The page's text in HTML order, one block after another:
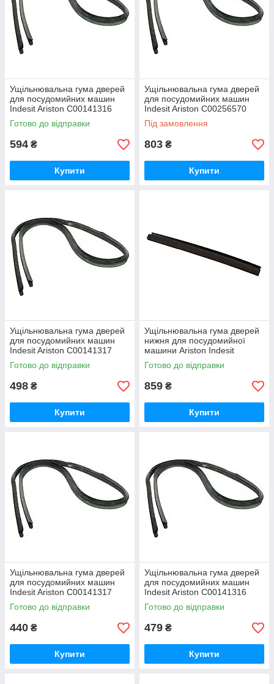
або зателефонувати нам.
Ущільнювальна гума двері нижня для
посудомийної машини Ariston Indesit
Не завжди потрібна повна заміна ущільнювача для
посудомийної машини, якщо продірявилася тільки нижня
моделями даного типу побутової
техніки.
Ущільнювальна гума двері для посудомийних
машин Electrolux Zanussi
Широка еластична ущільнювальна гума для посудомийки,
Всі товари
Переваги гумових ущільнювачів
Ущільнювальна гума дверей
для посудомийних машин
Indesit Ariston C00141316
Готово до відправки
594 ₴
Купити
Ущільнювальна гума дверей
для посудомийних машин
Indesit Ariston C00256570
Під замовлення
803 ₴
Купити
Ущільнювальна гума дверей
для посудомийних машин
Indesit Ariston C00141317
Готово до відправки
498 ₴
Купити
Ущільнювальна гума дверей
нижня для посудомийної
машини Ariston Indesit
C00290247
Готово до відправки
859 ₴
Купити
Ущільнювальна гума дверей
для посудомийних машин
Indesit Ariston C00141317
Готово до відправки
440 ₴
Купити
Ущільнювальна гума дверей
для посудомийних машин
Indesit Ariston C00141316
Готово до відправки
479 ₴
Купити